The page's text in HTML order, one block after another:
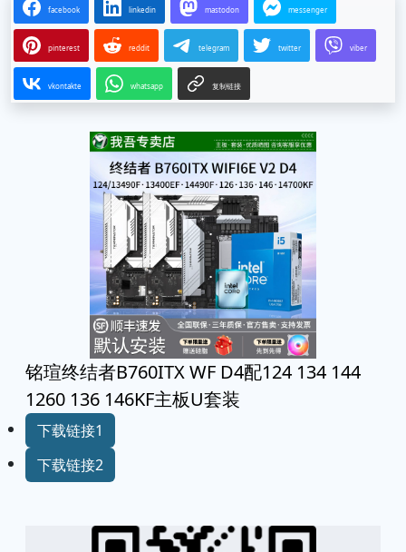
facebook linkedin mastodon messenger
pinterest reddit telegram twitter viber
vkontakte whatsapp 复制链接
铭瑄终结者B760ITX WF D4配124 134 144
1260 136 146KF主板U套装
下载链接1
下载链接2